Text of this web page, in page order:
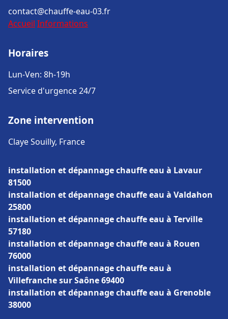
contact@chauffe-eau-03.fr
Accueil Informations
Horaires
Lun-Ven: 8h-19h
Service d'urgence 24/7
Zone intervention
Claye Souilly, France
installation et dépannage chauffe eau à Lavaur
81500
installation et dépannage chauffe eau à Valdahon
25800
installation et dépannage chauffe eau à Terville
57180
installation et dépannage chauffe eau à Rouen
76000
installation et dépannage chauffe eau à
Villefranche sur Saône 69400
installation et dépannage chauffe eau à Grenoble
38000